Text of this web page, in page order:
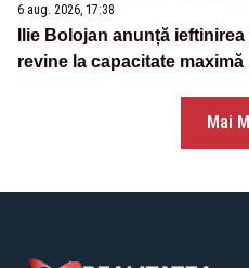
6 aug. 2026, 17:38
Ilie Bolojan anunță
revine la capacitate maximă
Mai